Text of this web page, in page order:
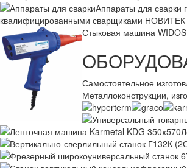
Аппараты для сварки
квалифицированными сварщиками НОВИТЕК
Стыковая машина WIDOS
Самостоятельное
Металлоконструкции,